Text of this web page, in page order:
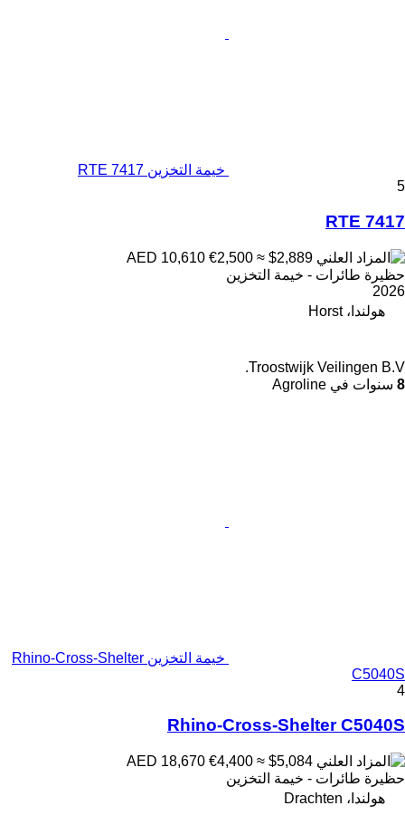
خيمة التخزين RTE 7417
5
RTE 7417
€2,500 ≈ $2,889
حظيرة طائرات - خيمة التخزين
2026
هولندا، Horst
Troostwijk Veilingen B.V.
8 سنوات في Agroline
خيمة التخزين Rhino-Cross-Shelter
C5040S
4
Rhino-Cross-Shelter C5040S
€4,400 ≈ $5,084
حظيرة طائرات - خيمة التخزين
هولندا، Drachten